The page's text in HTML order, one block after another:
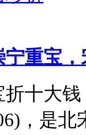
宁重宝
大钱
，是北